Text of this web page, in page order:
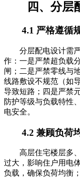
四、分层
4.1 严格遵循
分层配电设计需
作：一是严禁超负载
闸；二是严禁零线与
线路敷设不规范（如
导致短路；四是严禁
防护等级与负载特性
电安全。
4.2 兼顾负荷
高层住宅楼层多
过大，影响住户用电
负载，确保负荷均衡